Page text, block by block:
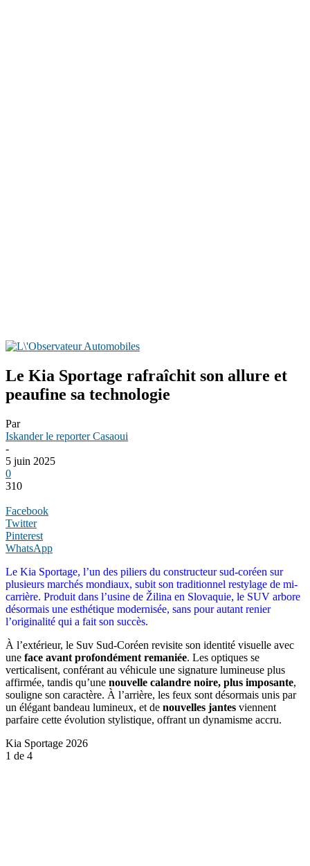
Le Kia Sportage rafraîchit son allure et
peaufine sa technologie
Par
Iskander le reporter Casaoui
-
5 juin 2025
0
310
Facebook
Twitter
Pinterest
WhatsApp
Le Kia Sportage, l’un des piliers du constructeur sud-coréen sur
plusieurs marchés mondiaux, subit son traditionnel restylage de mi-
carrière. Produit dans l’usine de Žilina en Slovaquie, le SUV arbore
désormais une esthétique modernisée, sans pour autant renier
l’originalité qui a fait son succès.
À l’extérieur, le Suv Sud-Coréen revisite son identité visuelle avec
une face avant profondément remaniée. Les optiques se
verticalisent, conférant au véhicule une signature lumineuse plus
affirmée, tandis qu’une nouvelle calandre noire, plus imposante,
souligne son caractère. À l’arrière, les feux sont désormais unis par
un élégant bandeau lumineux, et de nouvelles jantes viennent
parfaire cette évolution stylistique, offrant un dynamisme accru.
Kia Sportage 2026
1 de 4